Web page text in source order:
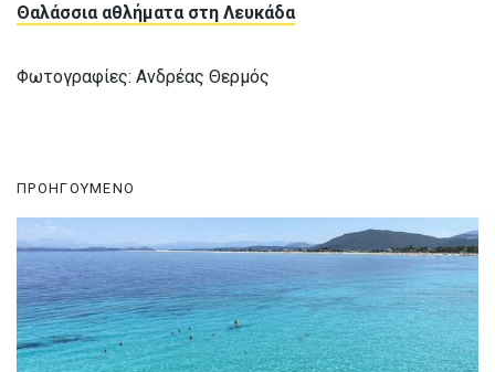
Θαλάσσια αθλήματα στη Λευκάδα
Φωτογραφίες: Ανδρέας Θερμός
ΠΡΟΗΓΟΥΜΕΝΟ